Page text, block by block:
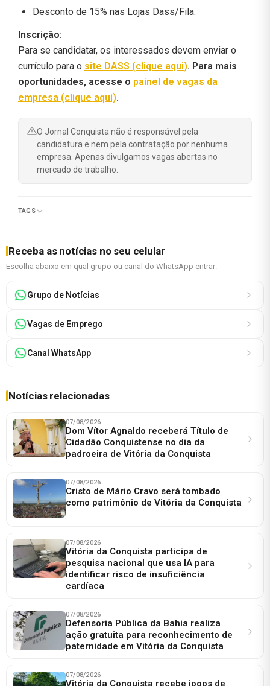
Desconto de 15% nas Lojas Dass/Fila.
Inscrição:
Para se candidatar, os interessados devem enviar o
currículo para o site DASS (clique aqui). Para mais
oportunidades, acesse o painel de vagas da
empresa (clique aqui).
O Jornal Conquista não é responsável pela
candidatura e nem pela contratação por nenhuma
empresa. Apenas divulgamos vagas abertas no
mercado de trabalho.
TAGS
Receba as notícias no seu celular
Escolha abaixo em qual grupo ou canal do WhatsApp entrar:
Grupo de Notícias
Vagas de Emprego
Canal WhatsApp
Notícias relacionadas
07/08/2026
Dom Vítor Agnaldo receberá Título de
Cidadão Conquistense no dia da
padroeira de Vitória da Conquista
07/08/2026
Cristo de Mário Cravo será tombado
como patrimônio de Vitória da Conquista
07/08/2026
Vitória da Conquista participa de
pesquisa nacional que usa IA para
identificar risco de insuficiência
cardíaca
07/08/2026
Defensoria Pública da Bahia realiza
ação gratuita para reconhecimento de
paternidade em Vitória da Conquista
07/08/2026
Vitória da Conquista recebe jogos de